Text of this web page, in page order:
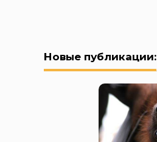
Новые публикации: